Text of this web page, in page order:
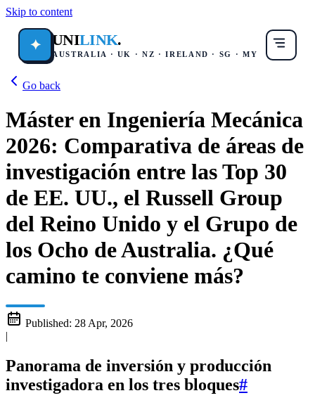
Skip to content
✦ UNILINK.
AUSTRALIA · UK · NZ · IRELAND · SG · MY
Go back
Máster en Ingeniería Mecánica
2026: Comparativa de áreas de
investigación entre las Top 30
de EE. UU., el Russell Group
del Reino Unido y el Grupo de
los Ocho de Australia. ¿Qué
camino te conviene más?
Published: 28 Apr, 2026
|
Panorama de inversión y producción
investigadora en los tres bloques#